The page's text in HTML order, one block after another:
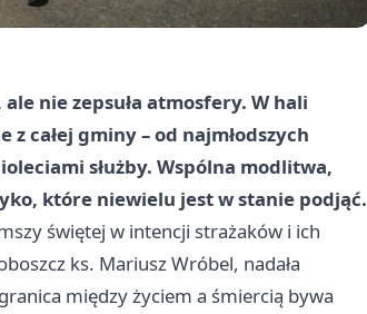
nie zepsuła atmosfery. W hali
całej gminy – od najmłodszych
służby. Wspólna modlitwa,
które niewielu jest w stanie podjąć.
świętej w intencji strażaków i ich
ks. Mariusz Wróbel, nadała
między życiem a śmiercią bywa